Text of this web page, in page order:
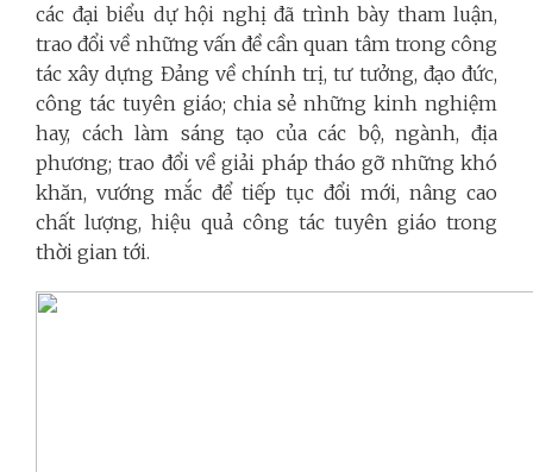
các đại biểu dự hội nghị đã trình bày tham luận,
trao đổi về những vấn đề cần quan tâm trong công
tác xây dựng Đảng về chính trị, tư tưởng, đạo đức,
công tác tuyên giáo; chia sẻ những kinh nghiệm
hay, cách làm sáng tạo của các bộ, ngành, địa
phương; trao đổi về giải pháp tháo gỡ những khó
khăn, vướng mắc để tiếp tục đổi mới, nâng cao
chất lượng, hiệu quả công tác tuyên giáo trong
thời gian tới.